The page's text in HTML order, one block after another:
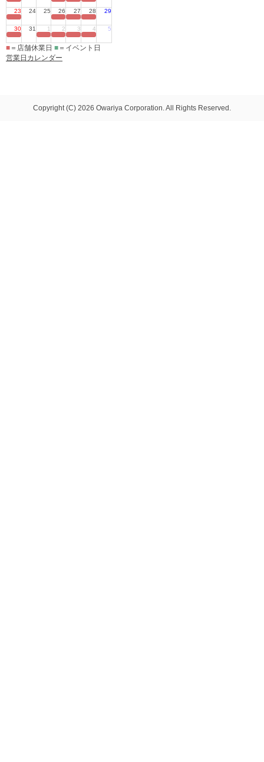
23 24 25 26 27 28 29
30 31 1 2 3 4 5
■ ＝店舗休業日 ■ ＝イベント日
営業日カレンダー
Copyright (C) 2026 Owariya Corporation. All Rights Reserved.